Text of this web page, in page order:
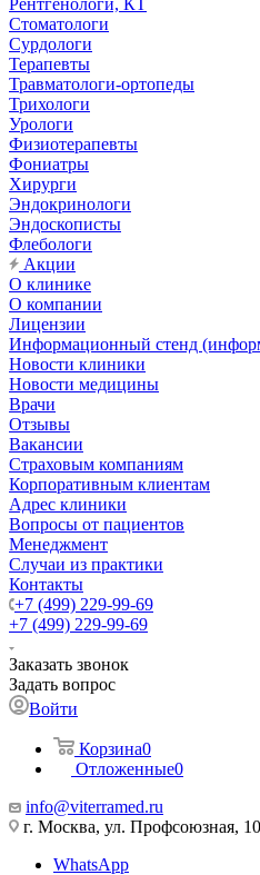
Рентгенологи, КТ
Стоматологи
Сурдологи
Терапевты
Травматологи-ортопеды
Трихологи
Урологи
Физиотерапевты
Фониатры
Хирурги
Эндокринологи
Эндоскописты
Флебологи
Акции
О клинике
О компании
Лицензии
Информационный стенд
Новости клиники
Новости медицины
Врачи
Отзывы
Вакансии
Страховым компаниям
Корпоративным клиентам
Адрес клиники
Вопросы от пациентов
Менеджмент
Случаи из практики
Контакты
+7 (499) 229-99-69
+7 (499) 229-99-69
Заказать звонок
Задать вопрос
Войти
Корзина0
Отложенные0
info@viterramed.ru
г. Москва, ул. Профсоюзная,
WhatsApp